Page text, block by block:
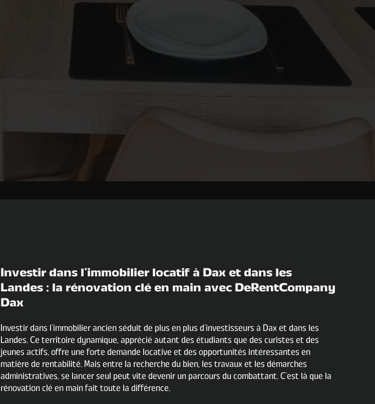
Investir dans l’immobilier locatif à Dax et dans les
Landes : la rénovation clé en main avec DeRentCompany
Dax
Investir dans l’immobilier ancien séduit de plus en plus d’investisseurs à Dax et dans les
Landes. Ce territoire dynamique, apprécié autant des étudiants que des curistes et des
jeunes actifs, offre une forte demande locative et des opportunités intéressantes en
matière de rentabilité. Mais entre la recherche du bien, les travaux et les démarches
administratives, se lancer seul peut vite devenir un parcours du combattant. C’est là que la
rénovation clé en main fait toute la différence.